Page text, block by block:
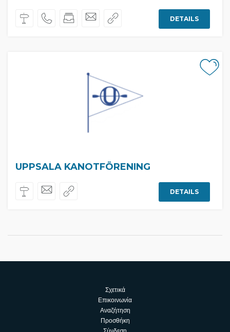
DETAILS
UPPSALA KANOTFÖRENING
DETAILS
Σχετικά
Επικοινωνία
Αναζήτηση
Προσθήκη